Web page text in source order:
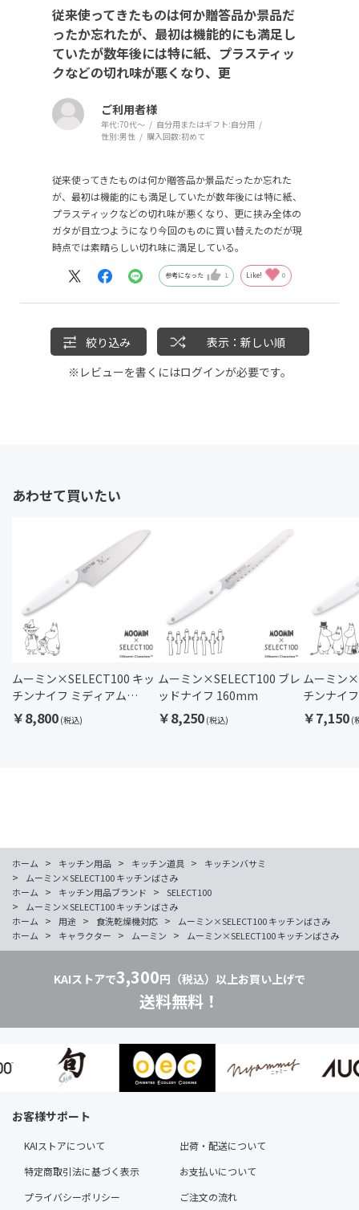
あわせて買いたい
ムーミン×SELECT100 キッ
チンナイフ ミディアム
145mm
￥8,800
ムーミン×SELECT100 ブレ
ッドナイフ 160mm
￥8,250
ムーミン
チンナイ
120mm
￥7,150
従来使ってきたものは何か贈答品か景品だ
ったか忘れたが、最初は機能的にも満足し
ていたが数年後には特に紙、プラスティッ
クなどの切れ味が悪くなり、更
ご利用者様
年代:70代～ 自分用またはギフト:自分用
性別:男性 購入回数:初めて
従来使ってきたものは何か贈答品か景品だったか忘れた
が、最初は機能的にも満足していたが数年後には特に紙、
プラスティックなどの切れ味が悪くなり、更に挟み全体の
ガタが目立つようになり今回のものに買い替えたのだが現
時点では素晴らしい切れ味に満足している。
参考になった 1 Like! 0
絞り込み
表示：新しい順
※レビューを書くにはログインが必要です。
ホーム > キッチン用品 > キッチン道具 > キッチンバサミ
>
ムーミン×SELECT100 キッチンばさみ
ホーム
> キッチン用品ブランド > SELECT100
>
ムーミン×SELECT100 キッチンばさみ
ホーム
> 用途 > 食洗乾燥機対応 >
ムーミン×SELECT100 キッチンばさみ
ホーム
> キャラクター > ムーミン > ムーミン×SELECT100 キッチンばさみ
KAIストアで3,300円（税込）以上お買い上げで
送料無料！
お客様サポート
KAIストアについて
出荷・配送について
特定商取引法に基づく表示
お支払いについて
プライバシーポリシー
ご注文の流れ